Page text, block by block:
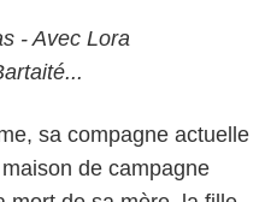
- Avec Lora
sa compagne actuelle
de campagne